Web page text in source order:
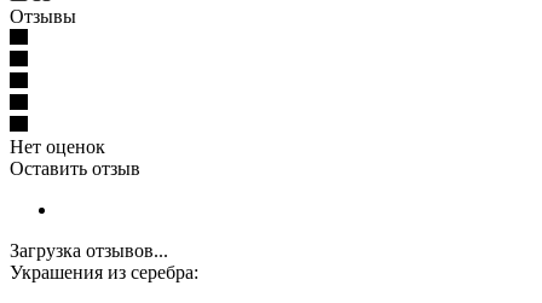
Отзывы
Нет оценок
Оставить отзыв
Загрузка отзывов...
Украшения из серебра: